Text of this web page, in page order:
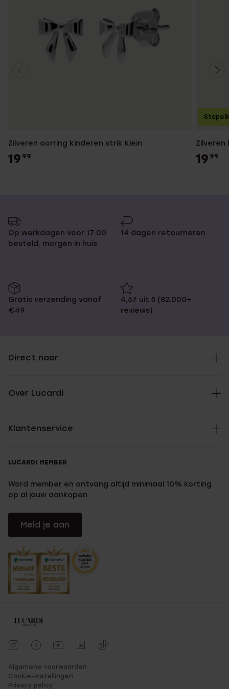
Zilveren oorring kinderen strik klein
19 99
Zilveren
19 99
Op werkdagen voor 17:00
besteld, morgen in huis
14 dagen retourneren
Gratis verzending vanaf
€49
4,67 uit 5 (82.000+
reviews)
Direct naar
Over Lucardi
Klantenservice
LUCARDI MEMBER
Word member en ontvang altijd minimaal 10% korting
op al jouw aankopen
Meld je aan
Algemene voorwaarden
Cookie-instellingen
Privacy policy